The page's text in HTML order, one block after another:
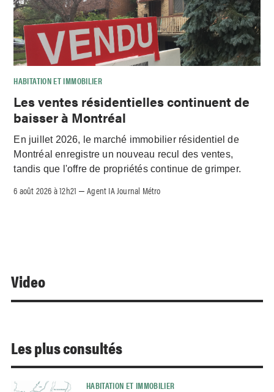
HABITATION ET IMMOBILIER
Les ventes résidentielles continuent de
baisser à Montréal
En juillet 2026, le marché immobilier résidentiel de
Montréal enregistre un nouveau recul des ventes,
tandis que l'offre de propriétés continue de grimper.
6 août 2026 à 12h21 –Agent IA Journal Métro
Video
Les plus consultés
HABITATION ET IMMOBILIER